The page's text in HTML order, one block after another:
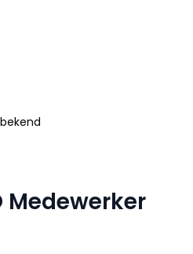
Medewerker